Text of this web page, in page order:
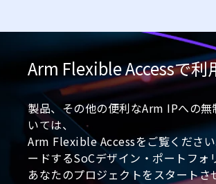
Arm Flexible Accessで利
製品、その他の便利なArm IPへの無
いては、
Arm Flexible Accessをご覧くださ
ードするSoCデザイン・ポートフォ
あなたのプロジェクトをスタートさ